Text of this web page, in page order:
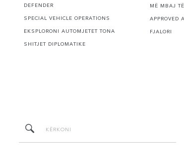
DEFENDER
SPECIAL VEHICLE OPERATIONS
EKSPLORONI AUTOMJETET TONA
SHITJET DIPLOMATIKE
MË MBAJ
APPROVED
FJALORI